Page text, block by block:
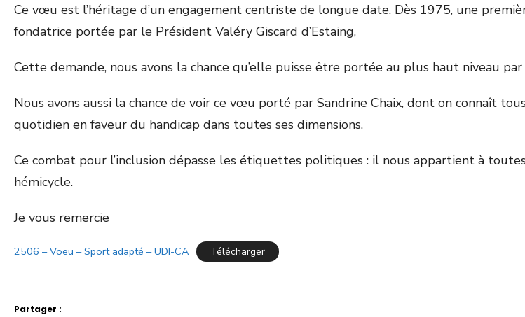
Ce vœu est l’héritage d’un engagement centriste de longue date. Dès 1975, une
fondatrice portée par le Président Valéry Giscard d’Estaing,
Cette demande, nous avons la chance qu’elle puisse être portée au plus haut niveau
Nous avons aussi la chance de voir ce vœu porté par Sandrine Chaix, dont on connaît
quotidien en faveur du handicap dans toutes ses dimensions.
Ce combat pour l’inclusion dépasse les étiquettes politiques : il nous appartient à
hémicycle.
Je vous remercie
2506 – Voeu – Sport adapté – UDI-CA Télécharger
Partager :